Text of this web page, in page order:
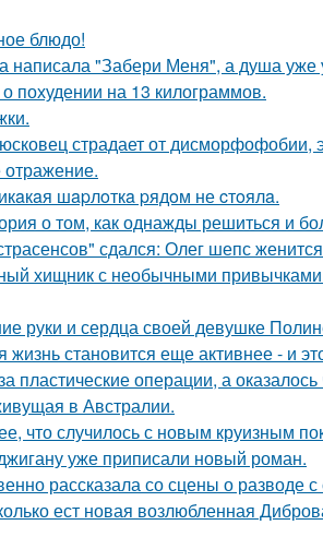
блюдо!
написала "Забери Меня", а душа уже
похудении на 13 килограммов.
страдает от дисморфофобии,
шapлoткa pядoм не cтoялa.
о том, как однажды решиться и
сдался: Олег шепс
хищник с необычными
руки и сердца своей девушке
становится еще активнее - и
пластические операции, а
в Австралии.
что случилось с новым круизным
уже приписали новый роман.
рассказала со сцены о разводе
ест новая возлюбленная